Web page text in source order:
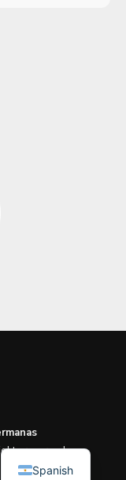
reserved.
Spanish
English